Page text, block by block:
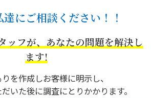
にご相談ください！！
ッフが、あなたの問題を解決し
ます!
を作成しお客様に明示し、
いた後に調査にとりかかります。